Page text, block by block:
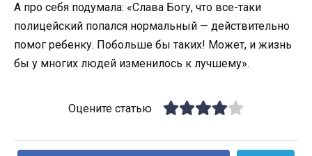
А про себя подумала: «Слава Богу, что все-таки
полицейский попался нормальный — действительно
помог ребенку. Побольше бы таких! Может, и жизнь
бы у многих людей изменилось к лучшему».
Оцените статью